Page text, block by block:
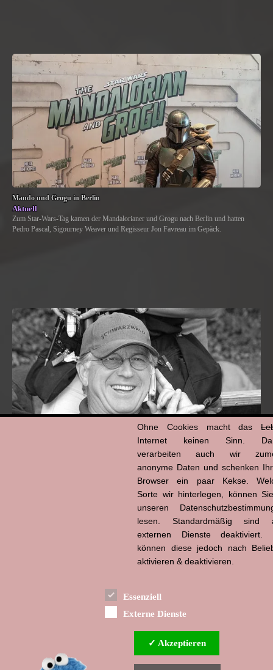
Mando und Grogu in Berlin
Aktuell
Zum Star-Wars-Tag kamen der Mandalorianer und Grogu nach Berlin und hatten
Pedro Pascal, Sigourney Weaver und Regisseur Jon Favreau im Gepäck.
Ohne Cookies macht das
Internet keinen Sinn.
verarbeiten auch wir
anonyme Daten und schenken
Browser ein paar Kekse.
Sorte wir hinterlegen, können
unseren
lesen. Standardmäßig sind
externen Dienste deaktiviert.
können diese jedoch nach
aktivieren & deaktivieren.
Essenziell
Externe Dienste
✓ Akzeptieren